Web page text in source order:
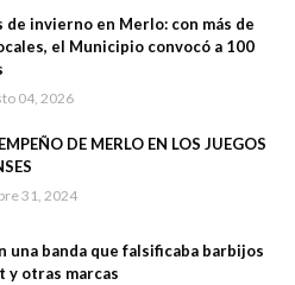
de invierno en Merlo: con más de
el Municipio convocó a 100
04, 2026
DE MERLO EN LOS JUEGOS
31, 2024
una banda que falsificaba barbijos
y otras marcas